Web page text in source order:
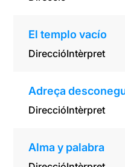
El templo vacío
DireccióIntèrpret
Adreça
DireccióIntèrpret
Alma y palabra